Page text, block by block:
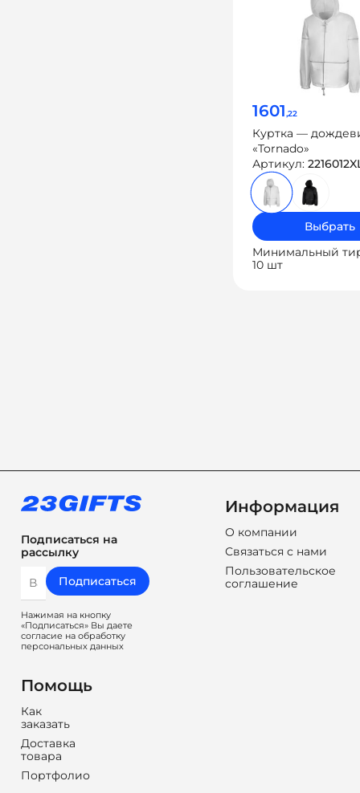
1601,22
Куртка —
«Tornado»
Артикул:
Выбрать
Минимальный
10 шт
Подписаться на
рассылку
Подписаться
Нажимая на кнопку
«Подписаться» Вы даете
согласие на обработку
персональных данных
Информация
О компании
Связаться с нами
Пользовательское
соглашение
Помощь
Как
заказать
Доставка
товара
Портфолио